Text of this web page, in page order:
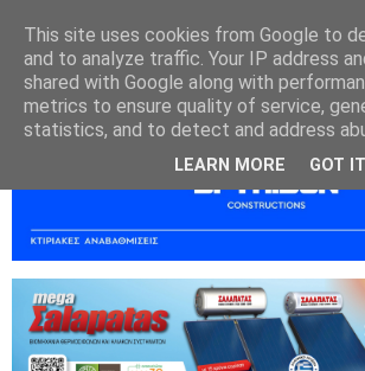
This site uses cookies from Google to
and to analyze traffic. Your IP address
shared with Google along with
metrics to ensure quality of service,
statistics, and to detect and address
LEARN MORE GOT IT